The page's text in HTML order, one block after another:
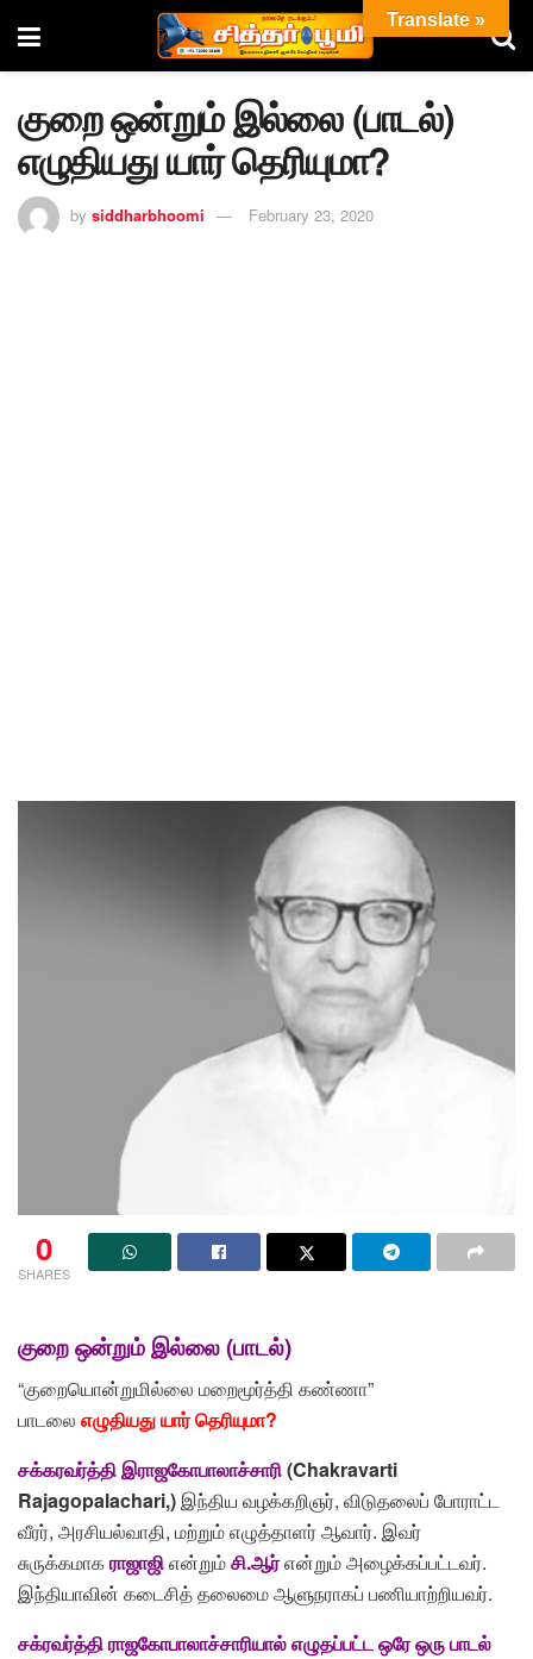
குறை ஒன்றும் இல்லை (பாடல்)
எழுதியது யார் தெரியுமா?
by siddharbhoomi February 23, 2020
0
SHARES
குறை ஒன்றும் இல்லை (பாடல்)
“குறையொன்றுமில்லை மறைமூர்த்தி கண்ணா”
பாடலை எழுதியது யார் தெரியுமா?
சக்கரவர்த்தி இராஜகோபாலாச்சாரி(Chakravarti
Rajagopalachari,)இந்திய வழக்கறிஞர், விடுதலைப் போராட்ட
வீரர், அரசியல்வாதி, மற்றும் எழுத்தாளர் ஆவார். இவர்
சுருக்கமாகராஜாஜிஎன்றும்சி.ஆர்என்றும் அழைக்கப்பட்டவர்.
இந்தியாவின் கடைசித் தலைமை ஆளுநராகப் பணியாற்றியவர்.
சக்ரவர்த்தி ராஜகோபாலாச்சாரியால் எழுதப்பட்ட ஒரே ஒரு பாடல்
Translate »